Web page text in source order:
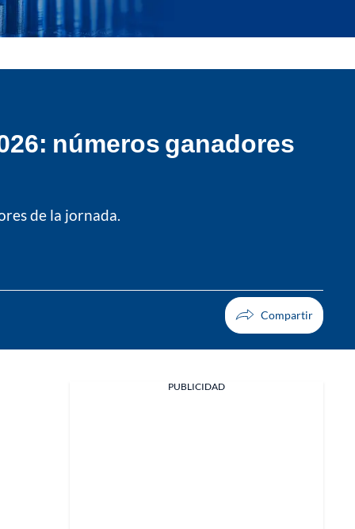
números ganadores
de la jornada.
PUBLICIDAD